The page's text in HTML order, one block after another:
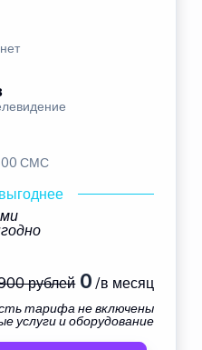
СМС
рублей0 /в месяц
тарифа не включены
услуги и оборудование